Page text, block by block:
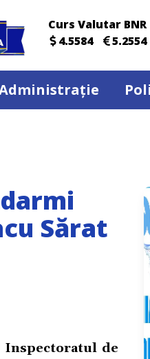
Curs Valutar BNR
4.5584
5.2554
Sărat
de